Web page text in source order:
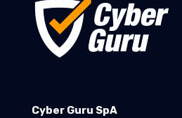
Cyber Guru SpA